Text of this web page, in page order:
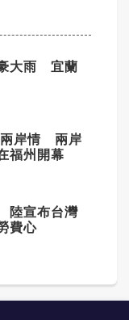
大雨 宜蘭
岸情 兩岸
福州開幕
陸宣布台灣
費心